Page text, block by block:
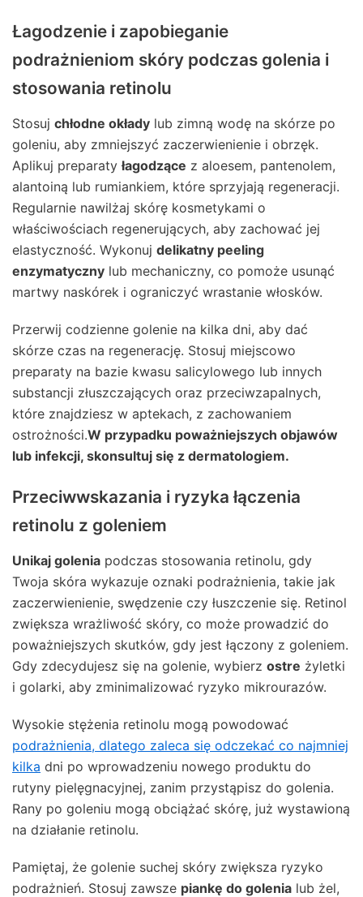
Łagodzenie i zapobieganie
podrażnieniom skóry podczas golenia i
stosowania retinolu
Stosuj chłodne okłady lub zimną wodę na skórze po
goleniu, aby zmniejszyć zaczerwienienie i obrzęk.
Aplikuj preparatyłagodzące z aloesem, pantenolem,
alantoiną lub rumiankiem, które sprzyjają regeneracji.
Regularnie nawilżaj skórę kosmetykami o
właściwościach regenerujących, aby zachować jej
elastyczność. Wykonuj delikatny peeling
enzymatyczny lub mechaniczny, co pomoże usunąć
martwy naskórek i ograniczyć wrastanie włosków.
Przerwij codzienne golenie na kilka dni, aby dać
skórze czas na regenerację. Stosuj miejscowo
preparaty na bazie kwasu salicylowego lub innych
substancji złuszczających oraz przeciwzapalnych,
które znajdziesz w aptekach, z zachowaniem
ostrożności.W przypadku poważniejszych objawów
lub infekcji, skonsultuj się z dermatologiem.
Przeciwwskazania i ryzyka łączenia
retinolu z goleniem
Unikaj golenia podczas stosowania retinolu, gdy
Twoja skóra wykazuje oznaki podrażnienia, takie jak
zaczerwienienie, swędzenie czy łuszczenie się. Retinol
zwiększa wrażliwość skóry, co może prowadzić do
poważniejszych skutków, gdy jest łączony z goleniem.
Gdy zdecydujesz się na golenie, wybierz ostre żyletki
i golarki, aby zminimalizować ryzyko mikrourazów.
Wysokie stężenia retinolu mogą powodować
podrażnienia, dlatego zaleca się odczekać co najmniej
kilka dni po wprowadzeniu nowego produktu do
rutyny pielęgnacyjnej, zanim przystąpisz do golenia.
Rany po goleniu mogą obciążać skórę, już wystawioną
na działanie retinolu.
Pamiętaj, że golenie suchej skóry zwiększa ryzyko
podrażnień. Stosuj zawsze piankę do golenia lub żel,